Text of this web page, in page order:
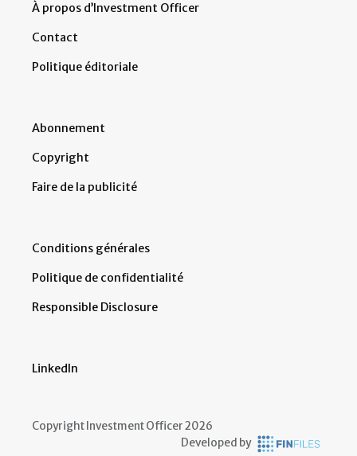
À propos d’Investment Officer
Contact
Politique éditoriale
Abonnement
Copyright
Faire de la publicité
Conditions générales
Politique de confidentialité
Responsible Disclosure
LinkedIn
Copyright Investment Officer 2026
Developed by